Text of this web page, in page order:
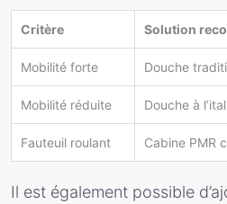
Critère Solution
Mobilité forte Douche
Mobilité réduite Douche à
Fauteuil roulant Cabine PMR
Il est également possible